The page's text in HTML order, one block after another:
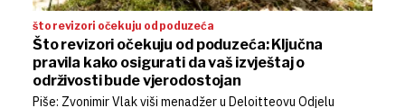
što revizori očekuju od poduzeća
Što revizori očekuju od poduzeća: Ključna
pravila kako osigurati da vaš izvještaj o
održivosti bude vjerodostojan
Piše: Zvonimir Vlak viši menadžer u Deloitteovu Odjelu